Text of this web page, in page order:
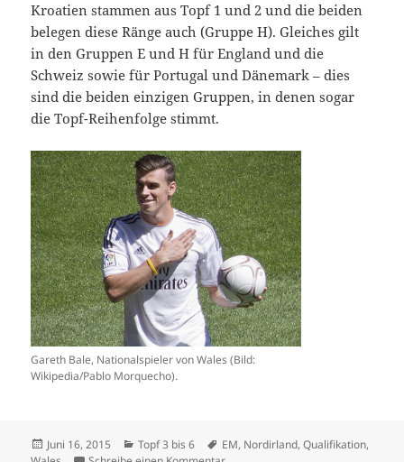
Kroatien stammen aus Topf 1 und 2 und die beiden
belegen diese Ränge auch (Gruppe H). Gleiches gilt
in den Gruppen E und H für England und die
Schweiz sowie für Portugal und Dänemark – dies
sind die beiden einzigen Gruppen, in denen sogar
die Topf-Reihenfolge stimmt.
Gareth Bale, Nationalspieler von Wales (Bild:
Wikipedia/Pablo Morquecho).
Veröffentlicht
Juni 16, 2015 Kategorien
Topf 3 bis 6 Schlagwörter
EM, Nordirland,Qualifikation,